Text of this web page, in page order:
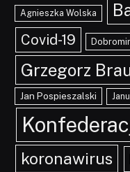
Agnieszka Wolska
Covid-19
Grzegorz
Jan Pospieszalski
koronawirus